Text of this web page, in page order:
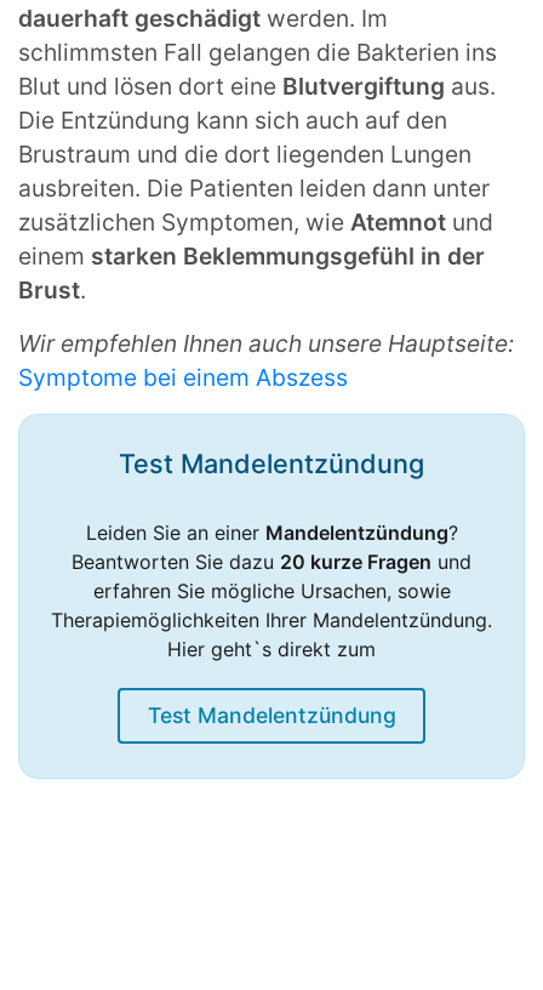
dauerhaft geschädigt werden. Im
schlimmsten Fall gelangen die Bakterien ins
Blut und lösen dort eine Blutvergiftung aus.
Die Entzündung kann sich auch auf den
Brustraum und die dort liegenden Lungen
ausbreiten. Die Patienten leiden dann unter
zusätzlichen Symptomen, wie Atemnot und
einem starken Beklemmungsgefühl in der
Brust.
Wir empfehlen Ihnen auch unsere Hauptseite:
Symptome bei einem Abszess
Test Mandelent­zündung
Leiden Sie an einer Mandelentzündung?
Beantworten Sie dazu 20 kurze Fragen und
erfahren Sie mögliche Ursachen, sowie
Therapiemöglichkeiten Ihrer Mandelentzündung.
Hier geht`s direkt zum
Test Mandelentzündung